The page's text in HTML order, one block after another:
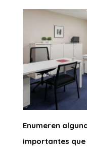
Enumeren
importantes